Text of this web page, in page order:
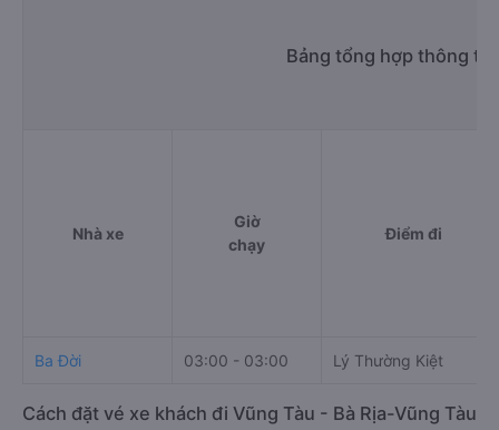
Bảng tổng hợp thông
Nhà xe
Giờ
chạy
Điểm đi
Ba Đời 03:00 - 03:00 Lý Thường Kiệt
Cách đặt vé xe khách đi Vũng Tàu - Bà Rịa-Vũng Tàu